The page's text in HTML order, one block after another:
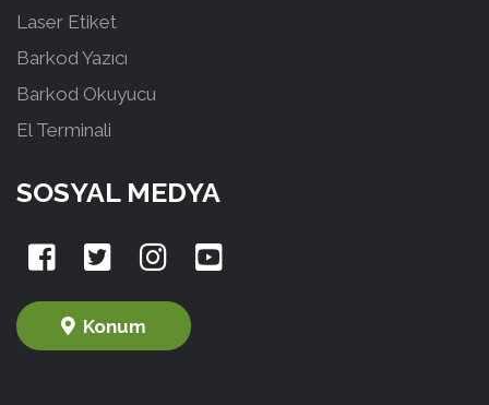
Laser Etiket
Barkod Yazıcı
Barkod Okuyucu
El Terminali
SOSYAL MEDYA
Konum